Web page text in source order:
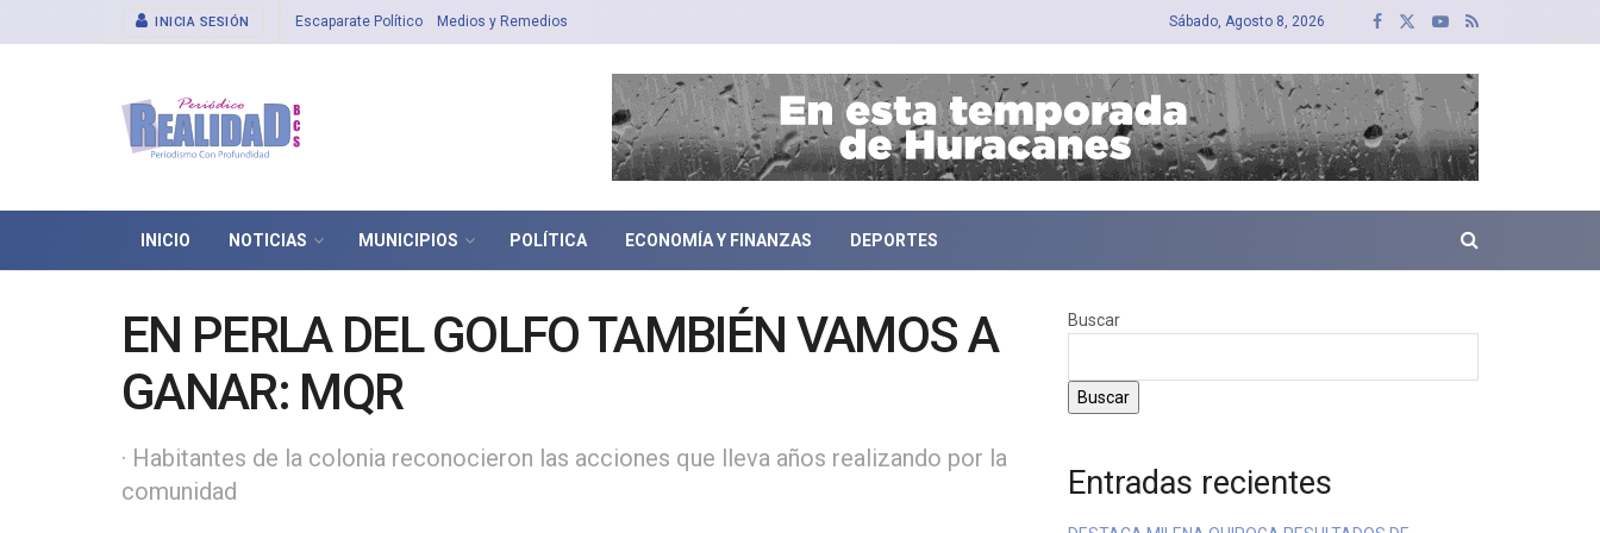
INICIA SESIÓN Escaparate Político Medios y Remedios Sábado, Agosto 8, 2026
INICIO NOTICIAS MUNICIPIOS POLÍTICA ECONOMÍA Y FINANZAS DEPORTES
EN PERLA DEL GOLFO TAMBIÉN VAMOS A
GANAR: MQR
· Habitantes de la colonia reconocieron las acciones que lleva años realizando por la
comunidad
Buscar
Buscar
Entradas recientes